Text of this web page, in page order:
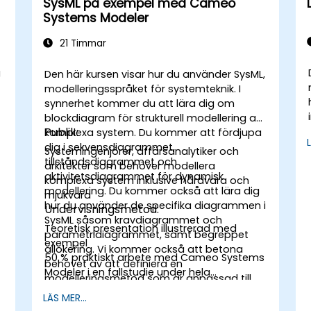
Systems Modeler
21 Timmar
Den här kursen visar hur du använder SysML,
modelleringsspråket för systemteknik. I
synnerhet kommer du att lära dig om
blockdiagram för strukturell modellering av
komplexa system. Du kommer att fördjupa
dig i sekvensdiagrammet,
tillståndsdiagrammet och
aktivitetsdiagrammet för dynamisk
modellering. Du kommer också att lära dig
hur du använder de specifika diagrammen i
SysML såsom kravdiagrammet och
parametridiagrammet, samt begreppet
allokering. Vi kommer också att betona
behovet av att definiera en
modelleringsmetod som är anpassad till
företagets sammanhang och den typ av
Publik:
Systemingenjörer, affärsanalytiker och
arkitekter som behöver modellera
komplexa system inklusive hårdvara och
mjukvara
Undervisningsmetod:
Teoretisk presentation illustrerad med
exempel
50 % praktiskt arbete med Cameo Systems
Modeler i en fallstudie under hela
LÄS MER...